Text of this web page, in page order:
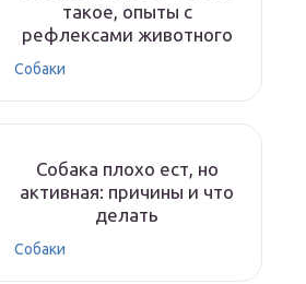
такое, опыты с
рефлексами животного
Собаки
Собака плохо ест, но
активная: причины и что
делать
Собаки